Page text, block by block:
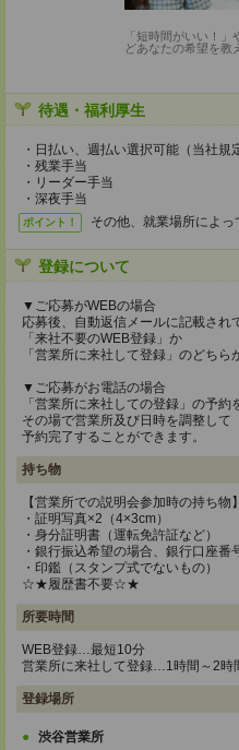
「短時間がいい！
どあなたの希望を教
待遇・福利厚生
・日払い、週払い選択可能（当社規
・残業手当
・リーダー手当
・深夜手当
ポイント！ その他、就業場所によっ
登録について
▼ご応募がWEBの場合
応募後、自動返信メールに記載され
「来社不要のWEB登録」か
「営業所に来社して登録」のどちら
▼ご応募がお電話の場合
「営業所に来社しての登録」の予約
その場で営業所及び日時を調整して
予約完了することができます。
持ち物
【営業所での説明会参加時の持ち物】
・証明写真×2（4×3cm）
・身分証明書（運転免許証など）
・銀行振込希望の場合、銀行口座番
・印鑑（スタンプ式でないもの）
☆★履歴書不要☆★
所要時間
WEB登録…最短10分
営業所に来社して登録…1時間～2時
登録場所
渋谷営業所